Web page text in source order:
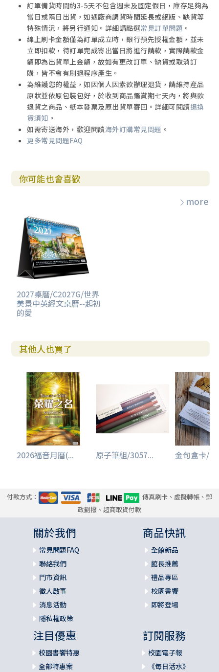
訂單備貨時間約3-5天不包含週末及國定假日，庫存足夠為
當日或隔日出貨，如遇廠商調貨時間延長或絕版、缺貨等
特殊情況，將另行通知。詳細請點選常見訂單問題 。
線上刷卡金額僅為訂單成立時，銀行預先授權金額，並未
立即扣款，待訂單完成寄出當日將進行請款，實際請款金
額即為出貨單上金額，故如有更改訂單、缺貨或取消訂
購，皆不會有刷退程序產生。
為維護您的權益，如因個人因素欲辦理退貨，請維持產品
原狀並依原包裝包好，於收到商品鑑賞期七天內，將與欲
退貨之商品、紙本發票及原出貨單寄回。詳細可閱讀退換
貨須知 。
如需寄送海外，歡迎閱讀海外訂購常見問題 。
更多常見問題FAQ
你可能也會喜歡
more
2027桌曆/C2027G/世界
美景中英經文桌曆--起初
的愛
其他人也買了
2026福音月曆(... 原子筆組/3057... 金句盒卡/
付款方式：
傳真刷卡、虛擬轉帳、郵
政劃撥、超商取貨付款
關於我們
常見問題FAQ
聯絡我們
門市資訊
徵人啟事
消息活動
隱私權政策
商品快訊
全館新品
館長推薦
禮品專區
校園書饗
即將登場
注目優惠
校園書饗特惠
全部特惠案
訂閱服務
校園電子報
《每日活水》